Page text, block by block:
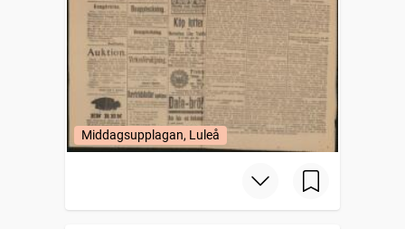
Middagsupplagan, Luleå